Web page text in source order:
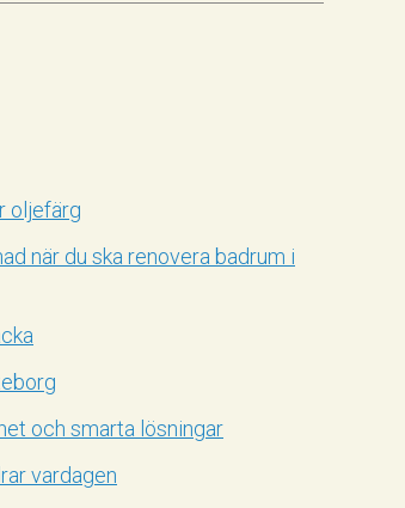
oljefärg
när du ska renovera badrum i
och smarta lösningar
vardagen